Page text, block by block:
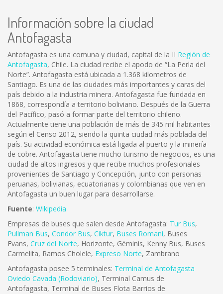
Información sobre la ciudad
Antofagasta
Antofagasta es una comuna y ciudad, capital de la II Región de
Antofagasta, Chile. La ciudad recibe el apodo de “La Perla del
Norte”. Antofagasta está ubicada a 1.368 kilometros de
Santiago. Es una de las ciudades más importantes y caras del
país debido a la industria minera. Antofagasta fue fundada en
1868, correspondía a territorio boliviano. Después de la Guerra
del Pacífico, pasó a formar parte del territorio chileno.
Actualmente tiene una población de más de 345 mil habitantes
según el Censo 2012, siendo la quinta ciudad más poblada del
país. Su actividad económica está ligada al puerto y la minería
de cobre. Antofagasta tiene mucho turismo de negocios, es una
ciudad de altos ingresos y que recibe muchos profesionales
provenientes de Santiago y Concepción, junto con personas
peruanas, bolivianas, ecuatorianas y colombianas que ven en
Antofagasta un buen lugar para desarrollarse.
Fuente: Wikipedia
Empresas de buses que salen desde Antofagasta: Tur Bus,
Pullman Bus, Condor Bus, Ciktur, Buses Romani, Buses
Evans, Cruz del Norte, Horizonte, Géminis, Kenny Bus, Buses
Carmelita, Ramos Cholele, Expreso Norte, Zambrano
Antofagasta posee 5 terminales: Terminal de Antofagasta
Oviedo Cavada (Rodoviario), Terminal Camus de
Antofagasta, Terminal de Buses Flota Barrios de